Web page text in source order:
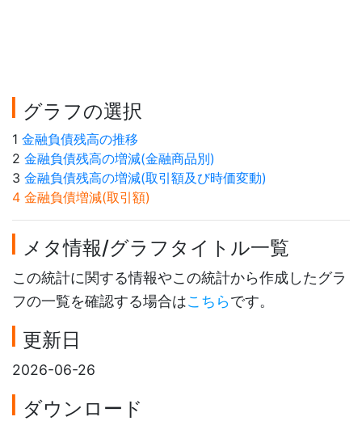
グラフの選択
1 金融負債残高の推移
2 金融負債残高の増減(金融商品別)
3 金融負債残高の増減(取引額及び時価変動)
4 金融負債増減(取引額)
メタ情報/グラフタイトル一覧
この統計に関する情報やこの統計から作成したグラ
フの一覧を確認する場合はこちらです。
更新日
2026-06-26
ダウンロード